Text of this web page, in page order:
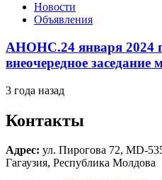
Новости
Объявления
АНОНС.24 января 2024
внеочередное заседание
3 года назад
Контакты
Адрес: ул. Пирогова 72, MD-
Гагаузия, Республика Молдова